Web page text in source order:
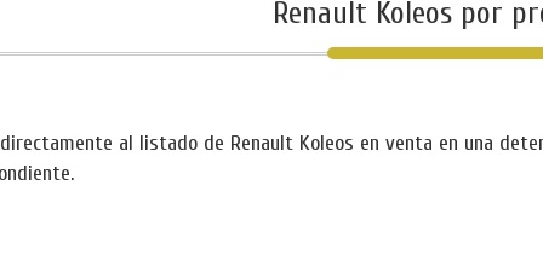
Renault Koleos por
al listado de Renault Koleos en venta en una